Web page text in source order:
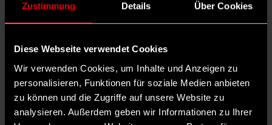
Zustimmung Details Über Cookies
Diese Webseite verwendet Cookies
Wir verwenden Cookies, um Inhalte und Anzeigen zu
personalisieren, Funktionen für soziale Medien anbieten
zu können und die Zugriffe auf unsere Website zu
analysieren. Außerdem geben wir Informationen zu Ihrer
SPD sollte klar zum Reformkurs stehen und
das Schlimmste zu verhindern. Nur so werden
die Regierung und die sie tragenden Parteien
Vertrauen zurückgewinnen.
Die SPD muss mehr „SPD pur“ zeigen